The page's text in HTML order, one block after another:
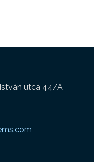
utca 44/A